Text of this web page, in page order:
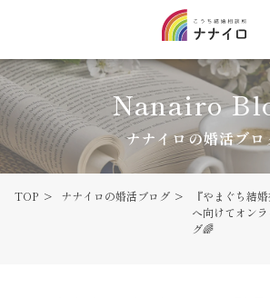
Nanairo
ナナイロの婚活ブロ
TOP ナナイロの婚活ブログ
『やまぐち結
へ向けてオン
グ🌈